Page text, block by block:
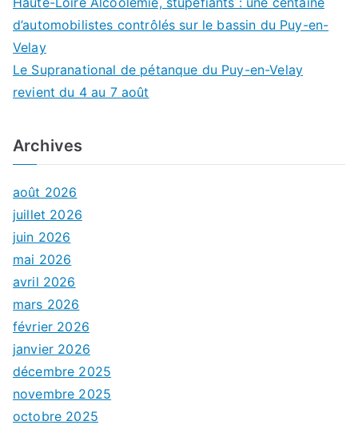
d’automobilistes contrôlés sur le bassin du Puy-en-
Velay
Le Supranational de pétanque du Puy-en-Velay
revient du 4 au 7 août
Archives
août 2026
juillet 2026
juin 2026
mai 2026
avril 2026
mars 2026
février 2026
janvier 2026
décembre 2025
novembre 2025
octobre 2025